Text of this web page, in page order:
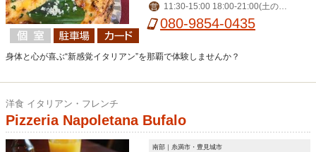
営
11:30-15:00 18:00-21:00(土のみ2
2:00まで)
080-9854-0435
身体と心が喜ぶ“新感覚イタリアン”を那覇で体験しませんか？
洋食 イタリアン・フレンチ
Pizzeria Napoletana Bufalo
南部｜糸満市・豊見城市